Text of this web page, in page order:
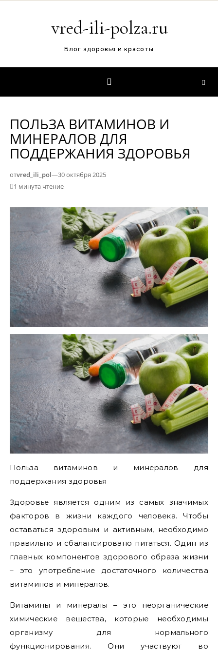
vred-ili-polza.ru
Блог здоровья и красоты
ПОЛЬЗА ВИТАМИНОВ И
МИНЕРАЛОВ ДЛЯ
ПОДДЕРЖАНИЯ ЗДОРОВЬЯ
отvred_ili_pol—30 октября 2025
1 минута чтение
Польза витаминов и минералов для
поддержания здоровья
Здоровье является одним из самых значимых
факторов в жизни каждого человека. Чтобы
оставаться здоровым и активным, необходимо
правильно и сбалансировано питаться. Один из
главных компонентов здорового образа жизни
– это употребление достаточного количества
витаминов и минералов.
Витамины и минералы – это неорганические
химические вещества, которые необходимы
организму для нормального
функционирования. Они участвуют во